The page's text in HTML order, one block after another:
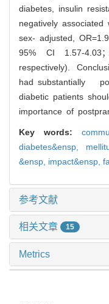
diabetes, insulin
negatively
sex- adjusted,
95% CI 1.57-4.03
respectively).
had substantially
diabetic patients
importance of
Key words:
diabetes&ensp,
&ensp, impact&ensp,
参考文献
相关文章 15
Metrics